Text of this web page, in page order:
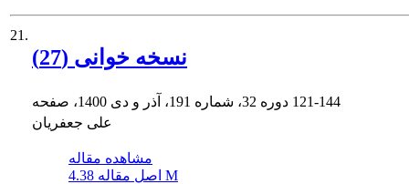
21.
نسخه خوانی (27)
121-144
علی جعفریان
مشاهده مقاله
اصل مقاله 4.38 M